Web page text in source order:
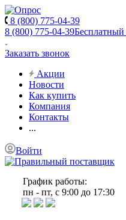
8 (800) 775-04-39
8 (800) 775-04-39
Заказать звонок
Акции
Новости
Как купить
Компания
Контакты
...
Войти
График работы:
пн - пт, с 9:00 до 17:30